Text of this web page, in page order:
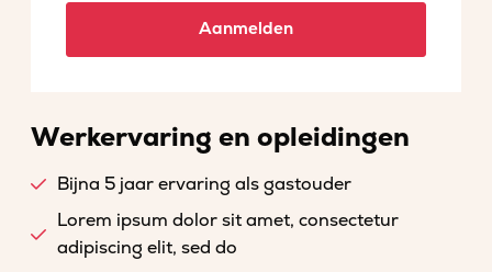
Aanmelden
Werkervaring en opleidingen
Bijna 5 jaar ervaring als gastouder
Lorem ipsum dolor sit amet, consectetur
adipiscing elit, sed do